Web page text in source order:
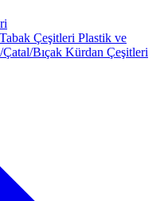
Çeşitleri Plastik ve
Bıçak Kürdan Çeşitleri